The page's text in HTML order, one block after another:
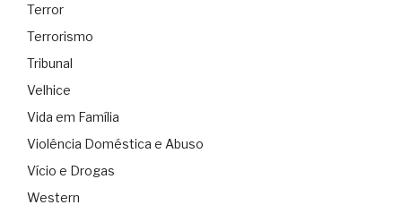
Terror
Terrorismo
Tribunal
Velhice
Vida em Família
Violência Doméstica e Abuso
Vício e Drogas
Western